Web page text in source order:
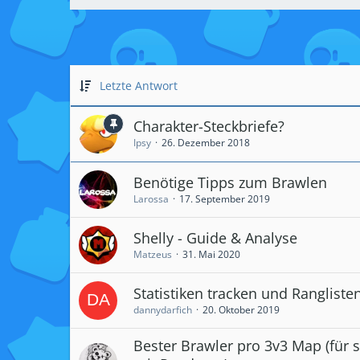
Letzte Antwort
Charakter-Steckbriefe?
Ipsy 26. Dezember 2018
Benötige Tipps zum Brawlen
Larossa 17. September 2019
Shelly - Guide & Analyse
Matzeus 31. Mai 2020
Statistiken tracken und
dannydarfich 20. Oktober 2019
Bester Brawler pro 3v3 Map (für